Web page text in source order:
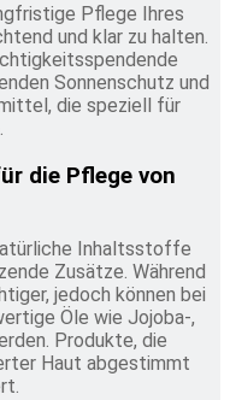
Pflege Ihres
und klar zu halten.
Sonnenschutz und
die speziell für
die Pflege von
Inhaltsstoffe
Zusätze. Während
jedoch können bei
Öle wie Jojoba-,
Produkte, die
Haut abgestimmt